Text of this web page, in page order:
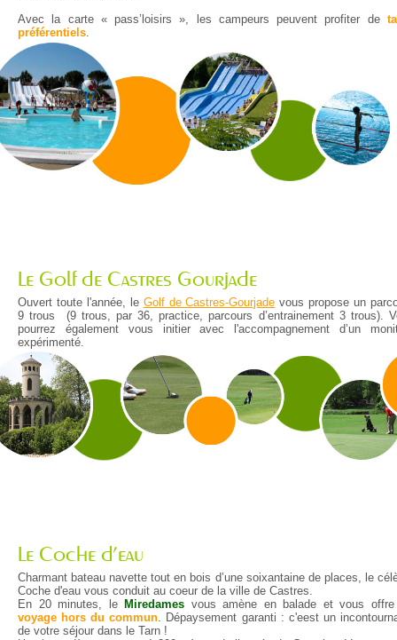
Avec la carte « pass’loisirs », les campeurs peuvent profiter de
préférentiels
Le Golf de Castres Gourjade
Ouvert toute l'année, le Golf de Castres-Gourjade vous propose un
9 trous (9 trous, par 36, practice, parcours d’entrainement 3 trous).
pourrez également vous initier avec l'accompagnement d’un
expérimenté.
Le Coche d’eau
Charmant bateau navette tout en bois d’une soixantaine de places, le
Coche d'eau vous conduit au coeur de la ville de Castres.
En 20 minutes, le Miredames vous amène en balade et vous
voyage hors du commun . Dépaysement garanti : c'eest un
de votre séjour dans le Tarn !